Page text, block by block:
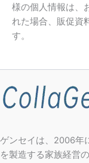
様の個人情報は、
れた場合、販促資
す。
ゲンセイは、2006年
を製造する家族経営